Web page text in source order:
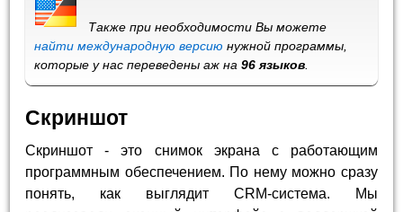
Также при необходимости Вы можете
найти международную версию нужной программы,
которые у нас переведены аж на96 языков
Скриншот
Скриншот - это снимок экрана с работающим
программным обеспечением. По нему можно сразу
понять, как выглядит CRM-система. Мы